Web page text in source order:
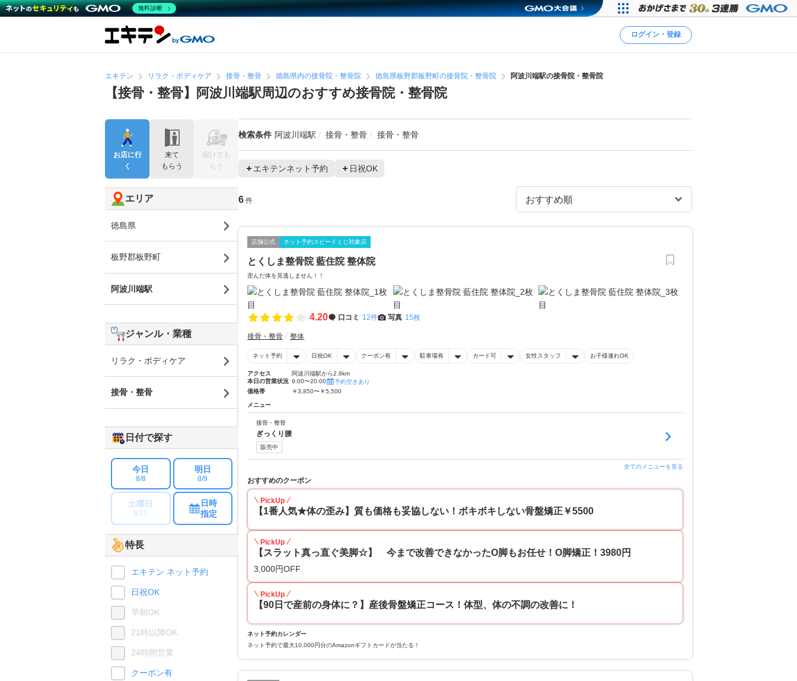
ログイン・登録
エキテン リラク・ボディケア 接骨・整骨 徳島県内の接骨院・整骨院 徳島県板野郡板野町の接骨院・整骨院 阿波川端駅の接骨院・整骨院
【接骨・整骨】阿波川端駅周辺のおすすめ接骨院・整骨院
検索条件 阿波川端駅 接骨・整骨 接骨・整骨
エキテンネット予約 日祝OK
6 件
店舗公式 ネット予約スピードくじ対象店
とくしま整骨院 藍住院 整体院
歪んだ体を見逃しません！！
4.20 口コミ 12件 写真 15枚
接骨・整骨 整体
ネット予約 日祝OK クーポン有 駐車場有 カード可 女性スタッフ お子様連れOK
アクセス
阿波川端駅から2.8km
本日の営業状況 9:00〜20:00
予約空きあり
価格帯
￥3,850〜￥5,500
メニュー
接骨・整骨
ぎっくり腰
販売中
全てのメニューを見る
おすすめのクーポン
PickUp
【1番人気★体の歪み】質も価格も妥協しない！ボキボキしない骨盤矯正￥5500
PickUp
【スラット真っ直ぐ美脚☆】 今まで改善できなかったO脚もお任せ！O脚矯正！3980円
3,000円OFF
PickUp
【90日で産前の身体に？】産後骨盤矯正コース！体型、体の不調の改善に！
ネット予約カレンダー
ネット予約で最大10,000円分のAmazonギフトカードが当たる！
お店に行
く
来て
もらう
届けても
らう
エリア
徳島県
板野郡板野町
阿波川端駅
ジャンル・業種
リラク・ボディケア
接骨・整骨
日付で探す
今日
8/8
明日
8/9
土曜日
8/15
日時
指定
特長
エキテン ネット予約
日祝OK
早朝OK
21時以降OK
24時間営業
クーポン有
無料診断